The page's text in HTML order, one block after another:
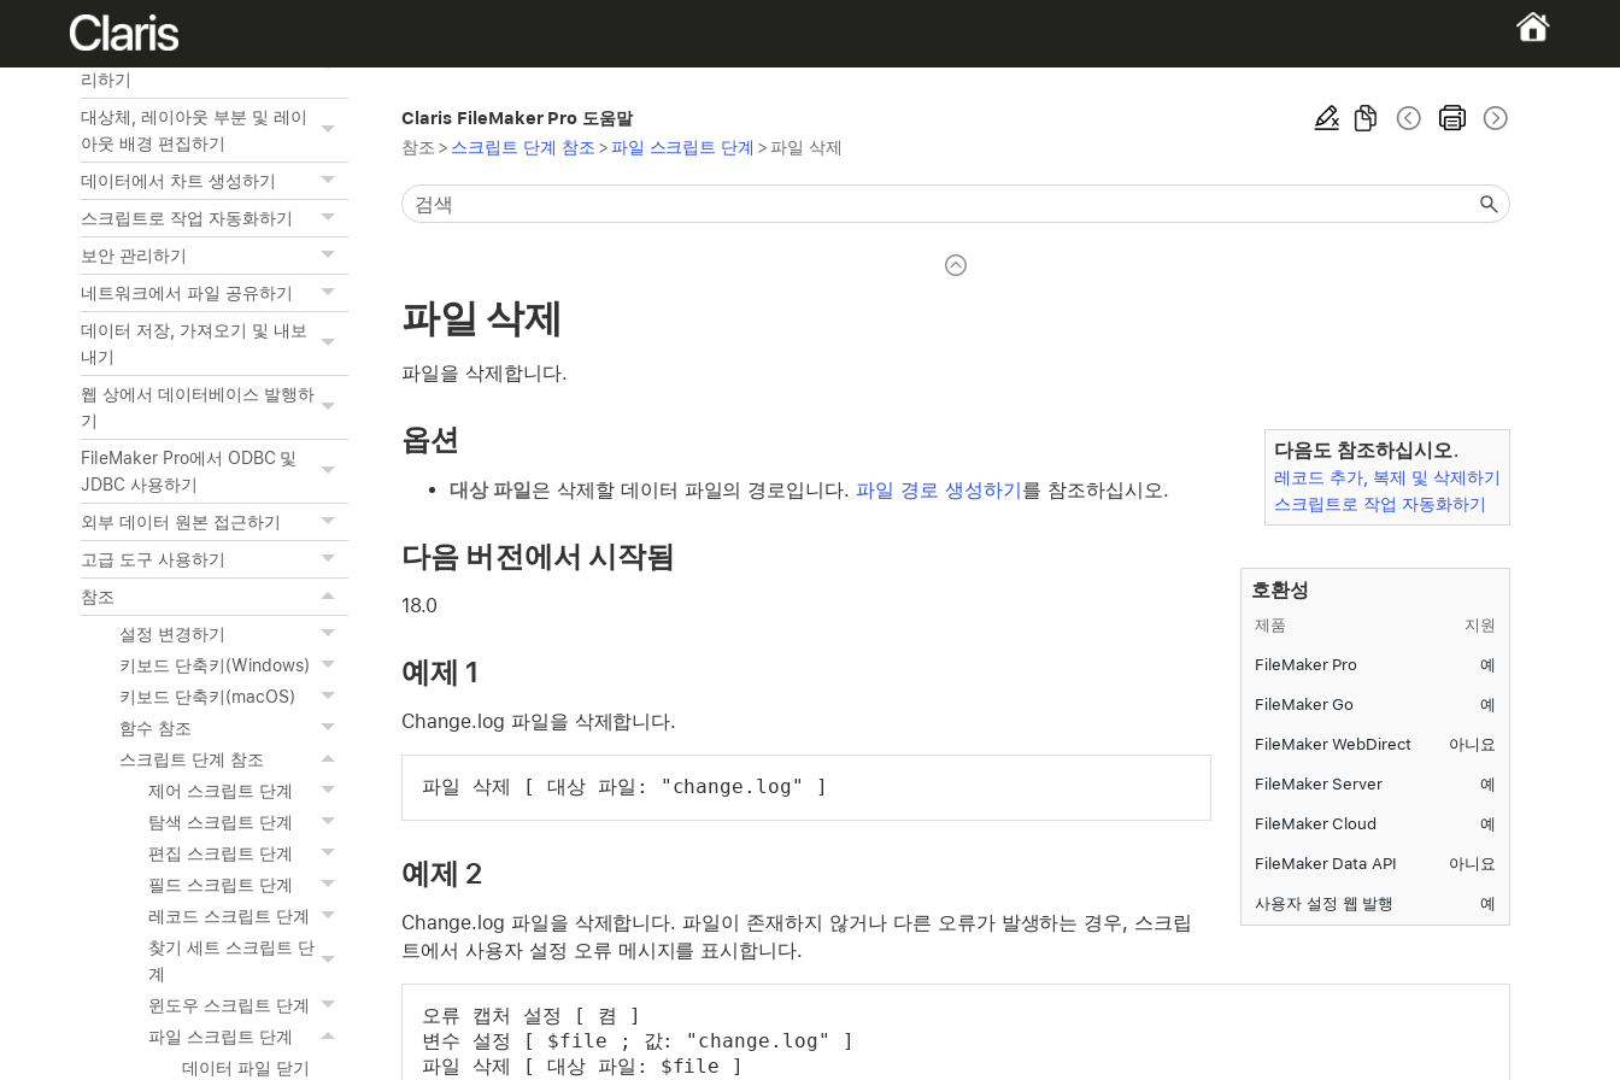
관련 테이블 작업하기
레이아웃과 리포트 생성 및 관
리하기
대상체, 레이아웃 부분 및 레이
아웃 배경 편집하기
데이터에서 차트 생성하기
스크립트로 작업 자동화하기
보안 관리하기
네트워크에서 파일 공유하기
데이터 저장, 가져오기 및 내보
내기
웹 상에서 데이터베이스 발행하
기
FileMaker Pro에서 ODBC 및
JDBC 사용하기
외부 데이터 원본 접근하기
고급 도구 사용하기
참조
설정 변경하기
키보드 단축키(Windows)
키보드 단축키(macOS)
함수 참조
스크립트 단계 참조
제어 스크립트 단계
탐색 스크립트 단계
편집 스크립트 단계
필드 스크립트 단계
레코드 스크립트 단계
찾기 세트 스크립트 단
계
윈도우 스크립트 단계
파일 스크립트 단계
데이터 파일 닫기
Claris FileMaker Pro 도움말
참조 > 스크립트 단계 참조 >파일 스크립트 단계 > 파일 삭제
파일 삭제
파일을 삭제합니다.
다음도 참조하십시오.
레코드 추가, 복제 및 삭제하기
스크립트로 작업 자동화하기
옵션
대상 파일은 삭제할 데이터 파일의 경로입니다. 파일 경로 생성하기를 참조하십시오.
호환성
제품 지원
FileMaker Pro 예
FileMaker Go 예
FileMaker WebDirect 아니요
FileMaker Server 예
FileMaker Cloud 예
FileMaker Data API 아니요
사용자 설정 웹 발행 예
다음 버전에서 시작됨
18.0
예제 1
Change.log 파일을 삭제합니다.
파일 삭제 [ 대상 파일: "change.log" ]
예제 2
Change.log 파일을 삭제합니다. 파일이 존재하지 않거나 다른 오류가 발생하는 경우, 스크립
트에서 사용자 설정 오류 메시지를 표시합니다.
오류 캡처 설정 [ 켬 ]
변수 설정 [ $file ; 값: "change.log" ]
파일 삭제 [ 대상 파일: $file ]